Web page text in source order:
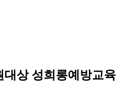
대상 성희롱예방교육